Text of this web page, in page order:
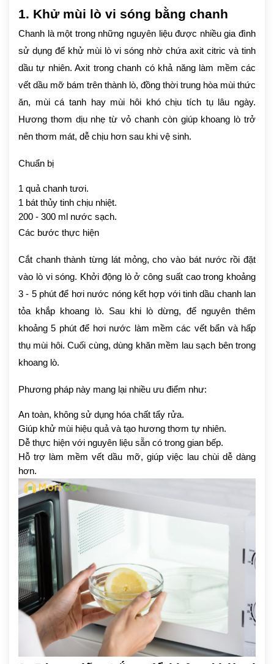
1. Khử mùi lò vi sóng bằng chanh
Chanh là một trong những nguyên liệu được nhiều gia đình
sử dụng để khử mùi lò vi sóng nhờ chứa axit citric và tinh
dầu tự nhiên. Axit trong chanh có khả năng làm mềm các
vết dầu mỡ bám trên thành lò, đồng thời trung hòa mùi thức
ăn, mùi cá tanh hay mùi hôi khó chịu tích tụ lâu ngày.
Hương thơm dịu nhẹ từ vỏ chanh còn giúp khoang lò trở
nên thơm mát, dễ chịu hơn sau khi vệ sinh.
Chuẩn bị
1 quả chanh tươi.
1 bát thủy tinh chịu nhiệt.
200 - 300 ml nước sạch.
Các bước thực hiện
Cắt chanh thành từng lát mỏng, cho vào bát nước rồi đặt
vào lò vi sóng. Khởi động lò ở công suất cao trong khoảng
3 - 5 phút để hơi nước nóng kết hợp với tinh dầu chanh lan
tỏa khắp khoang lò. Sau khi lò dừng, để nguyên thêm
khoảng 5 phút để hơi nước làm mềm các vết bẩn và hấp
thụ mùi hôi. Cuối cùng, dùng khăn mềm lau sạch bên trong
khoang lò.
Phương pháp này mang lại nhiều ưu điểm như:
An toàn, không sử dụng hóa chất tẩy rửa.
Giúp khử mùi hiệu quả và tạo hương thơm tự nhiên.
Dễ thực hiện với nguyên liệu sẵn có trong gian bếp.
Hỗ trợ làm mềm vết dầu mỡ, giúp việc lau chùi dễ dàng
hơn.